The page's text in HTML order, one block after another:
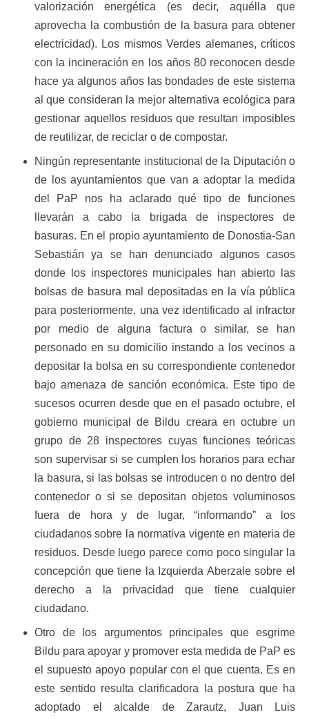
valorización energética (es decir, aquélla que
aprovecha la combustión de la basura para obtener
electricidad). Los mismos Verdes alemanes, críticos
con la incineración en los años 80 reconocen desde
hace ya algunos años las bondades de este sistema
al que consideran la mejor alternativa ecológica para
gestionar aquellos residuos que resultan imposibles
de reutilizar, de reciclar o de compostar.
Ningún representante institucional de la Diputación o
de los ayuntamientos que van a adoptar la medida
del PaP nos ha aclarado qué tipo de funciones
llevarán a cabo la brigada de inspectores de
basuras. En el propio ayuntamiento de Donostia-San
Sebastián ya se han denunciado algunos casos
donde los inspectores municipales han abierto las
bolsas de basura mal depositadas en la vía pública
para posteriormente, una vez identificado al infractor
por medio de alguna factura o similar, se han
personado en su domicilio instando a los vecinos a
depositar la bolsa en su correspondiente contenedor
bajo amenaza de sanción económica. Este tipo de
sucesos ocurren desde que en el pasado octubre, el
gobierno municipal de Bildu creara en octubre un
grupo de 28 inspectores cuyas funciones teóricas
son supervisar si se cumplen los horarios para echar
la basura, si las bolsas se introducen o no dentro del
contenedor o si se depositan objetos voluminosos
fuera de hora y de lugar, “informando” a los
ciudadanos sobre la normativa vigente en materia de
residuos. Desde luego parece como poco singular la
concepción que tiene la Izquierda Aberzale sobre el
derecho a la privacidad que tiene cualquier
ciudadano.
Otro de los argumentos principales que esgrime
Bildu para apoyar y promover esta medida de PaP es
el supuesto apoyo popular con el que cuenta. Es en
este sentido resulta clarificadora la postura que ha
adoptado el alcalde de Zarautz, Juan Luis